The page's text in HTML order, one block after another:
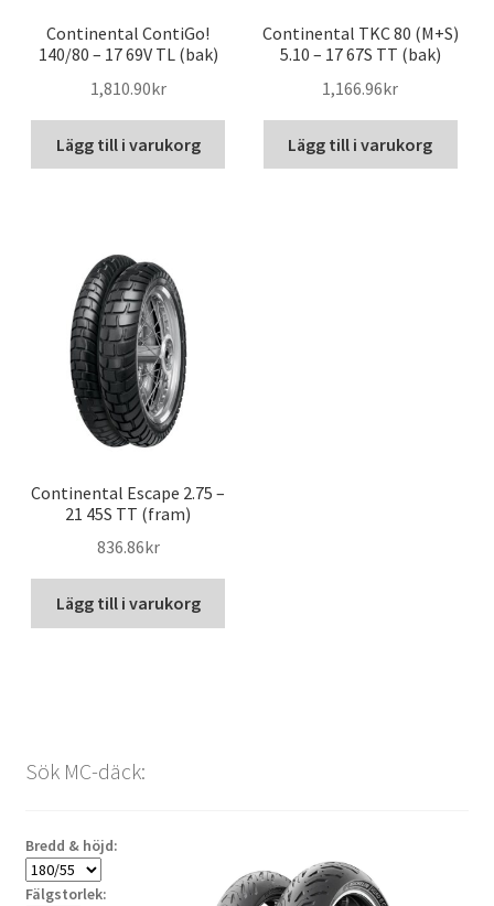
Continental ContiGo!
140/80 – 17 69V TL (bak)
1,810.90kr
Lägg till i varukorg
Continental TKC 80 (M+S)
5.10 – 17 67S TT (bak)
1,166.96kr
Lägg till i varukorg
Continental Escape 2.75 –
21 45S TT (fram)
836.86kr
Lägg till i varukorg
Sök MC-däck:
Bredd & höjd:
Fälgstorlek: